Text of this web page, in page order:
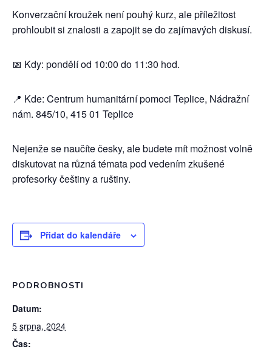
Konverzační kroužek není pouhý kurz, ale příležitost
prohloubit si znalosti a zapojit se do zajímavých diskusí.
📅 Kdy: pondělí od 10:00 do 11:30 hod.
📍 Kde: Centrum humanitární pomoci Teplice, Nádražní
nám. 845/10, 415 01 Teplice
Nejenže se naučíte česky, ale budete mít možnost volně
diskutovat na různá témata pod vedením zkušené
profesorky češtiny a ruštiny.
Přidat do kalendáře
PODROBNOSTI
Datum:
5 srpna, 2024
Čas: